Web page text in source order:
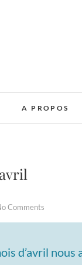
A PROPOS
Comments